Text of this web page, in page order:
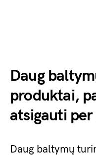
Daug
produktai,
atsigauti
Daug baltymų